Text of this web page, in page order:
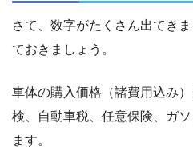
さて、数字がたくさん出てき
ておきましょう。
車体の購入価格（諸費用込み
検、自動車税、任意保険、ガ
ます。